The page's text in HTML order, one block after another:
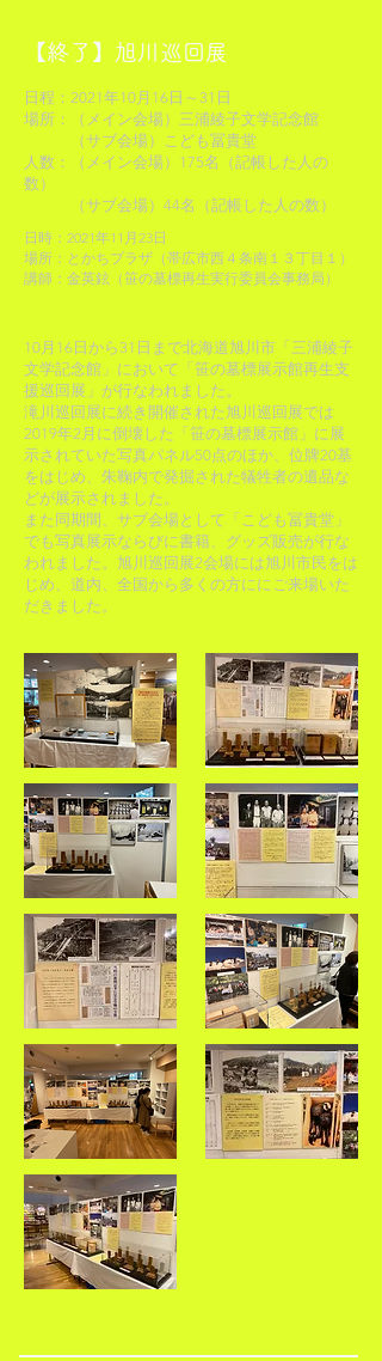
【終了】旭川巡回展
日程：2021年10月16日～31日
場所：（メイン会場）三浦綾子文学記念館
（サブ会場）こども冨貴堂
人数：（メイン会場）175名（記帳した人の
数）
（サブ会場）44名（記帳した人の数）
日時：2021年11月23日
場所：とかちプラザ（帯広市西４条南１３丁目１）
講師：金英鉉（笹の墓標再生実行委員会事務局）
10月16日から31日まで北海道旭川市「三浦綾子
文学記念館」において「笹の墓標展示館再生支
援巡回展」が行なわれました。
滝川巡回展に続き開催された旭川巡回展では
2019年2月に倒壊した「笹の墓標展示館」に展
示されていた写真パネル50点のほか、位牌20基
をはじめ、朱鞠内で発掘された犠牲者の遺品な
どが展示されました。
また同期間、サブ会場として「こども冨貴堂」
でも写真展示ならびに書籍、グッズ販売が行な
われました。旭川巡回展2会場には旭川市民をは
じめ、道内、全国から多くの方ににご来場いた
だきました。